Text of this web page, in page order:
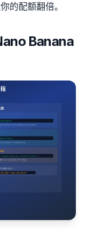
的配额翻倍。
Banana